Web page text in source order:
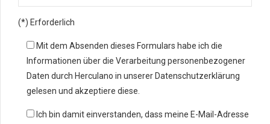
(*) Erforderlich
Mit dem Absenden dieses Formulars habe ich die
Informationen über die Verarbeitung personenbezogener
Daten durch Herculano in unserer Datenschutzerklärung
gelesen und akzeptiere diese.
Ich bin damit einverstanden, dass meine E-Mail-Adresse